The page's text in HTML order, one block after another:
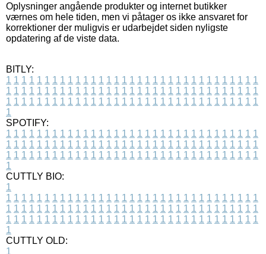
Oplysninger angående produkter og internet butikker
værnes om hele tiden, men vi påtager os ikke ansvaret for
korrektioner der muligvis er udarbejdet siden nyligste
opdatering af de viste data.
BITLY:
1 1 1 1 1 1 1 1 1 1 1 1 1 1 1 1 1 1 1 1 1 1 1 1 1 1 1 1 1 1 1 1 1
1 1 1 1 1 1 1 1 1 1 1 1 1 1 1 1 1 1 1 1 1 1 1 1 1 1 1 1 1 1 1 1 1
1 1 1 1 1 1 1 1 1 1 1 1 1 1 1 1 1 1 1 1 1 1 1 1 1 1 1 1 1 1 1 1 1
1
SPOTIFY:
1 1 1 1 1 1 1 1 1 1 1 1 1 1 1 1 1 1 1 1 1 1 1 1 1 1 1 1 1 1 1 1 1
1 1 1 1 1 1 1 1 1 1 1 1 1 1 1 1 1 1 1 1 1 1 1 1 1 1 1 1 1 1 1 1 1
1 1 1 1 1 1 1 1 1 1 1 1 1 1 1 1 1 1 1 1 1 1 1 1 1 1 1 1 1 1 1 1 1
1
CUTTLY BIO:
1
1 1 1 1 1 1 1 1 1 1 1 1 1 1 1 1 1 1 1 1 1 1 1 1 1 1 1 1 1 1 1 1 1
1 1 1 1 1 1 1 1 1 1 1 1 1 1 1 1 1 1 1 1 1 1 1 1 1 1 1 1 1 1 1 1 1
1 1 1 1 1 1 1 1 1 1 1 1 1 1 1 1 1 1 1 1 1 1 1 1 1 1 1 1 1 1 1 1 1
1
CUTTLY OLD:
1